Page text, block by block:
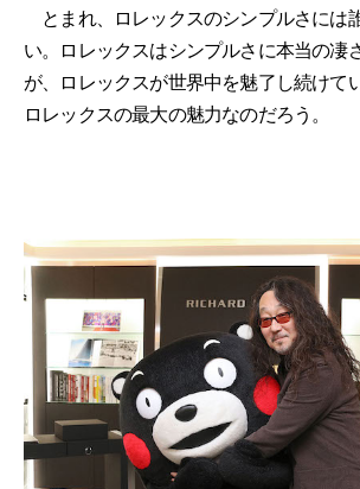
とまれ、ロレックスのシンプルさには
い。ロレックスはシンプルさに本当の凄
が、ロレックスが世界中を魅了し続けて
ロレックスの最大の魅力なのだろう。